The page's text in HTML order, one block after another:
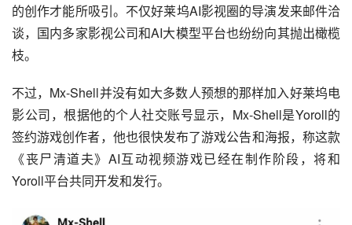
的创作才能所吸引。不仅好莱坞AI影视圈的导演发来邮件洽
谈，国内多家影视公司和AI大模型平台也纷纷向其抛出橄榄
枝。
不过，Mx-Shell并没有如大多数人预想的那样加入好莱坞电
影公司，根据他的个人社交账号显示，Mx-Shell是Yoroll的
签约游戏创作者，他也很快发布了游戏公告和海报，称这款
《丧尸清道夫》AI互动视频游戏已经在制作阶段，将和
Yoroll平台共同开发和发行。